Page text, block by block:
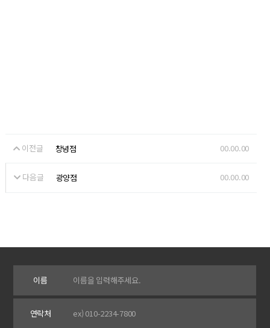
이전글 창녕점 00.00.00
다음글 광양점 00.00.00
이름
연락처